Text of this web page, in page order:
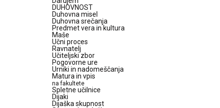
DUHOVNOST
Duhovna misel
Duhovna srečanja
Predmet vera in kultura
Maše
Učni proces
Ravnatelj
Učiteljski zbor
Pogovorne ure
Urniki in nadomeščanja
Matura in vpis
na fakultete
Spletne učilnice
Dijaki
Dijaška skupnost